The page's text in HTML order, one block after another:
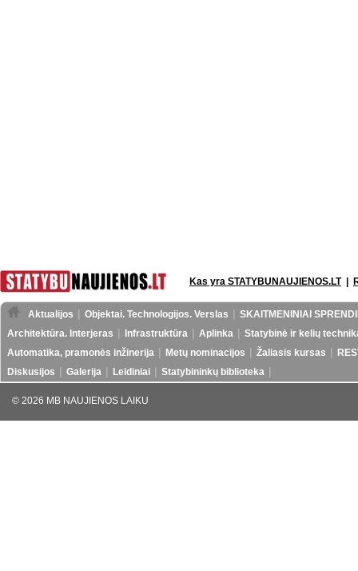
Kas yra STATYBUNAUJIENOS.LT|
Aktualijos Objektai. Technologijos. Verslas
SKAITMENINIAI
Architektūra. Interjeras
Infrastruktūra Aplinka
Statybinė ir kelių
Automatika, pramonės inžinerija
Metų nominacijos Žaliasis kursas
Diskusijos
Galerija Leidiniai Statybininkų biblioteka
© 2026 MB NAUJIENOS LAIKU